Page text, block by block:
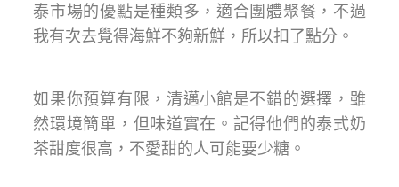
泰市場的優點是種類多，適合團體聚餐，不過
我有次去覺得海鮮不夠新鮮，所以扣了點分。
如果你預算有限，清邁小館是不錯的選擇，雖
然環境簡單，但味道實在。記得他們的泰式奶
茶甜度很高，不愛甜的人可能要少糖。